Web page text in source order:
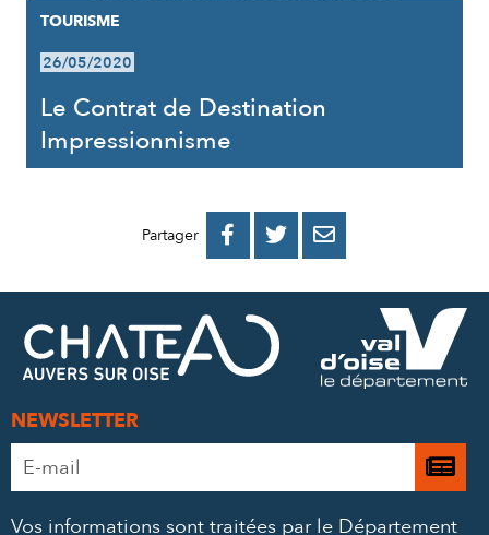
TOURISME
26/05/2020
Le Contrat de Destination
Impressionnisme
Partager 
PARTAGER
FACEBOOK
PARTAGER
PARTAGER
MAIL
NEWSLETTER
Adresse
e-
Je
Vos informations sont traitées par le Département